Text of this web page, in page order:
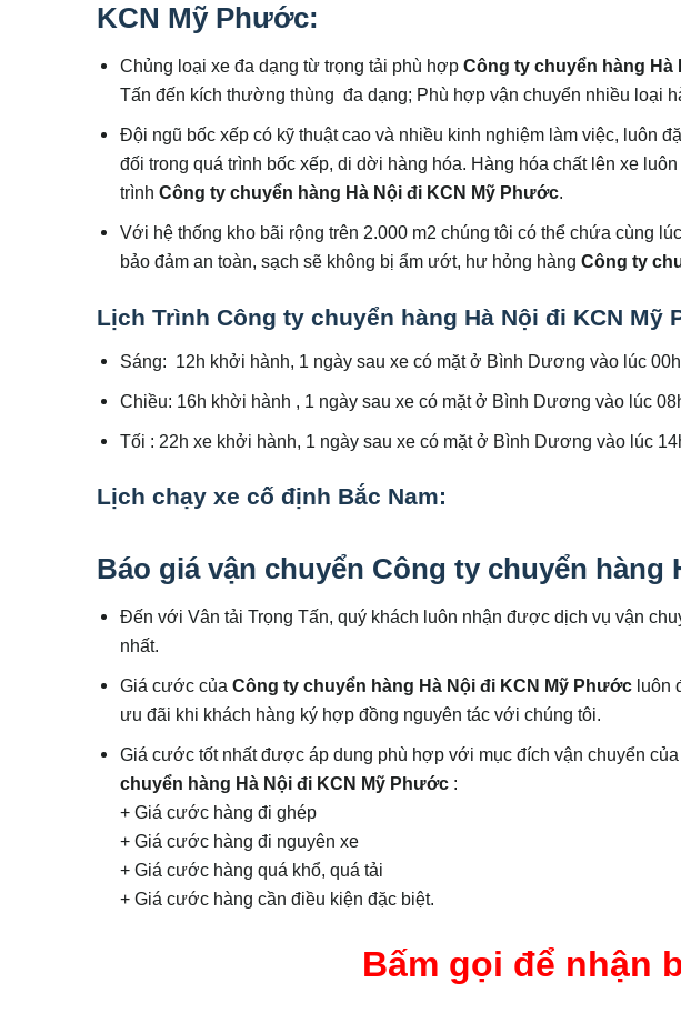
KCN Mỹ Phước:
Chủng loại xe đa dạng từ trọng tải phù hợpCông ty chuyển hàng
Tấn đến kích thường thùng đa dạng; Phù hợp vận chuyển nhiều loại
Đội ngũ bốc xếp có kỹ thuật cao và nhiều kinh nghiệm làm việc, luôn
đối trong quá trình bốc xếp, di dời hàng hóa. Hàng hóa chất lên xe
trìnhCông ty chuyển hàng Hà Nội đi KCN Mỹ Phước.
Với hệ thống kho bãi rộng trên 2.000 m2 chúng tôi có thể chứa cùng
bảo đảm an toàn, sạch sẽ không bị ẩm ướt, hư hỏng hàngCông ty
Lịch Trình Công ty chuyển hàng Hà Nội đi KCN Mỹ
Sáng: 12h khởi hành, 1 ngày sau xe có mặt ở Bình Dương vào lúc 00h
Chiều: 16h khời hành , 1 ngày sau xe có mặt ở Bình Dương vào lúc
Tối : 22h xe khởi hành, 1 ngày sau xe có mặt ở Bình Dương vào lúc
Lịch chạy xe cố định Bắc Nam:
Báo giá vận chuyển Công ty chuyển hàng
Đến với Vân tải Trọng Tấn, quý khách luôn nhận được dịch vụ vận
nhất.
Giá cước củaCông ty chuyển hàng Hà Nội đi KCN Mỹ Phước luôn
ưu đãi khi khách hàng ký hợp đồng nguyên tác với chúng tôi.
Giá cước tốt nhất được áp dung phù hợp với mục đích vận chuyển
chuyển hàng Hà Nội đi KCN Mỹ Phước :
+ Giá cước hàng đi ghép
+ Giá cước hàng đi nguyên xe
+ Giá cước hàng quá khổ, quá tải
+ Giá cước hàng cần điều kiện đặc biệt.
Bấm gọi để nhận